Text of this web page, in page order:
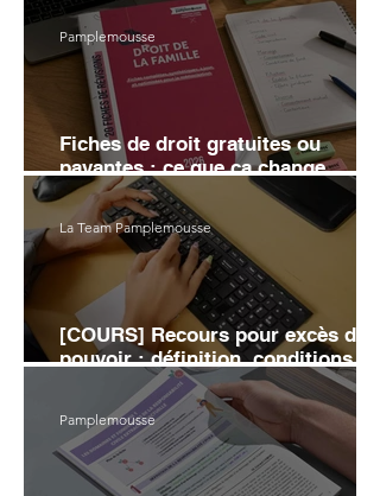
Fiches de droit gratuites ou
payantes : ce que ça change
vraiment sur ta note
Pamplemousse
[COURS] Recours pour excès de
pouvoir : définition, conditions et
moyens d'annulation
La Team Pamplemousse
Pamplemousse